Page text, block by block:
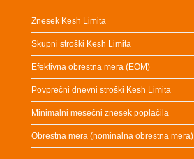
Znesek Kesh Limita
Skupni stroški Kesh Limita
Efektivna obrestna mera (EOM)
Povprečni dnevni stroški Kesh Limita
Minimalni mesečni znesek poplačila
Obrestna mera (nominalna obrestna mera)